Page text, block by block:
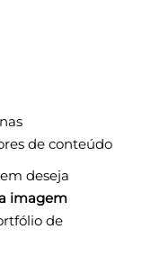
de conteúdo
deseja
imagem
de